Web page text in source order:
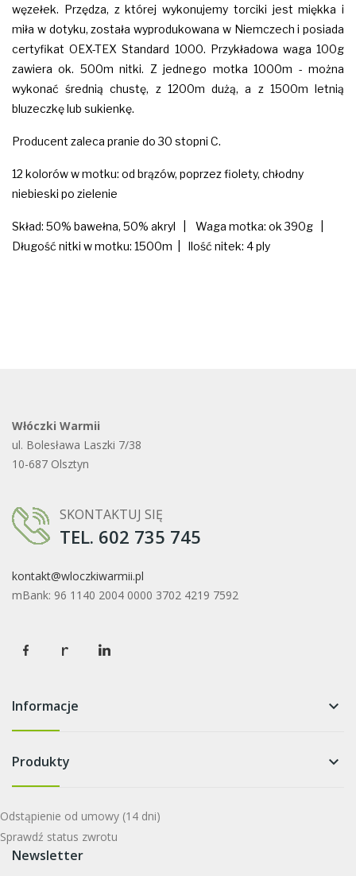
węzełek. Przędza, z której wykonujemy torciki jest miękka i
miła w dotyku, została wyprodukowana w Niemczech i posiada
certyfikat OEX-TEX Standard 1000. Przykładowa waga 100g
zawiera ok. 500m nitki. Z jednego motka 1000m - można
wykonać średnią chustę, z 1200m dużą, a z 1500m letnią
bluzeczkę lub sukienkę.
Producent zaleca pranie do 30 stopni C.
12 kolorów w motku: od brązów, poprzez fiolety, chłodny
niebieski po zielenie
Skład: 50% bawełna, 50% akryl | Waga motka: ok 390g |
Długość nitki w motku: 1500m | Ilość nitek: 4 ply
Włóczki Warmii
ul. Bolesława Laszki 7/38
10-687 Olsztyn
SKONTAKTUJ SIĘ
TEL. 602 735 745
kontakt@wloczkiwarmii.pl
mBank: 96 1140 2004 0000 3702 4219 7592
Informacje keyboard_arrow_down
Produkty keyboard_arrow_down
Odstąpienie od umowy (14 dni)
Sprawdź status zwrotu
Newsletter